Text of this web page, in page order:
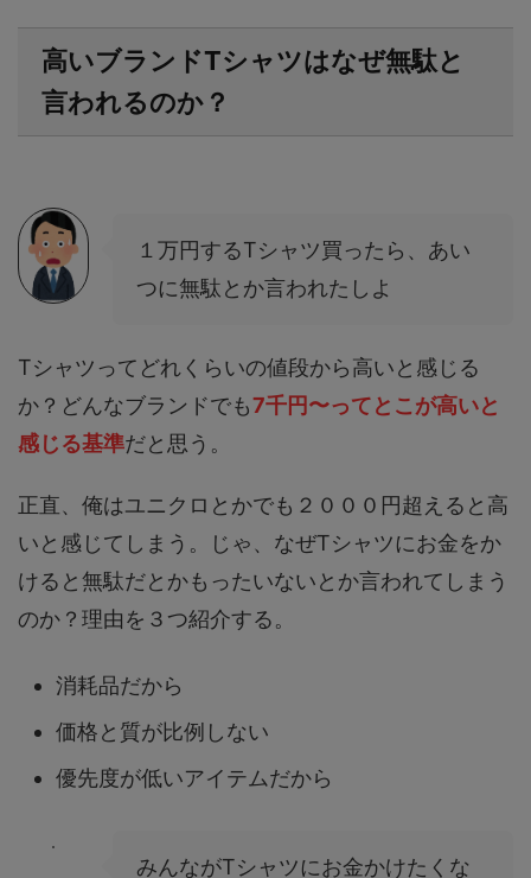
高いブランドTシャツはなぜ無駄と
言われるのか？
１万円するTシャツ買ったら、あい
つに無駄とか言われたしよ
Tシャツってどれくらいの値段から高いと感じる
か？どんなブランドでも7千円〜ってとこが高いと
感じる基準だと思う。
正直、俺はユニクロとかでも２０００円超えると高
いと感じてしまう。じゃ、なぜTシャツにお金をか
けると無駄だとかもったいないとか言われてしまう
のか？理由を３つ紹介する。
消耗品だから
価格と質が比例しない
優先度が低いアイテムだから
みんながTシャツにお金かけたくな